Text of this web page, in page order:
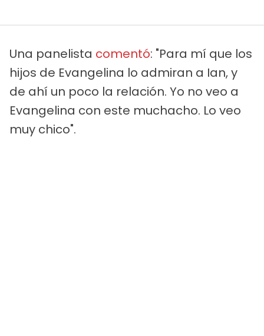
Una panelista comentó: "Para mí que los
hijos de Evangelina lo admiran a Ian, y
de ahí un poco la relación. Yo no veo a
Evangelina con este muchacho. Lo veo
muy chico".